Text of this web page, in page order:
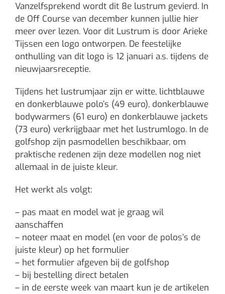
Vanzelfsprekend wordt dit 8e lustrum gevierd. In
de Off Course van december kunnen jullie hier
meer over lezen. Voor dit Lustrum is door Arieke
Tijssen een logo ontworpen. De feestelijke
onthulling van dit logo is 12 januari a.s. tijdens de
nieuwjaarsreceptie.
Tijdens het lustrumjaar zijn er witte, lichtblauwe
en donkerblauwe polo’s (49 euro), donkerblauwe
bodywarmers (61 euro) en donkerblauwe jackets
(73 euro) verkrijgbaar met het lustrumlogo. In de
golfshop zijn pasmodellen beschikbaar, om
praktische redenen zijn deze modellen nog niet
allemaal in de juiste kleur.
Het werkt als volgt:
– pas maat en model wat je graag wil
aanschaffen
– noteer maat en model (en voor de polos’s de
juiste kleur) op het formulier
– het formulier afgeven bij de golfshop
– bij bestelling direct betalen
– in de eerste week van maart kun je de artikelen